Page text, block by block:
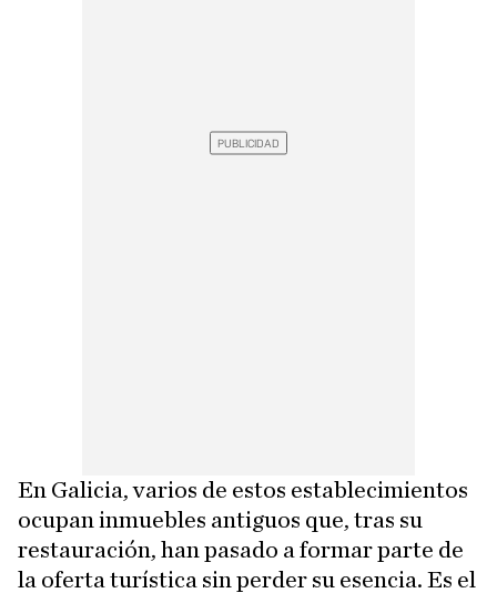
En Galicia, varios de estos establecimientos
ocupan inmuebles antiguos que, tras su
restauración, han pasado a formar parte de
la oferta turística sin perder su esencia. Es el